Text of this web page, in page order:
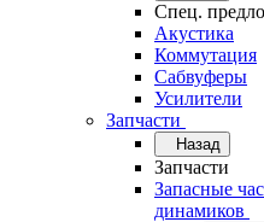
Спец.
Акустика
Коммутация
Сабвуферы
Усилители
Запчасти
Назад
Запчасти
Запасные
динамиков